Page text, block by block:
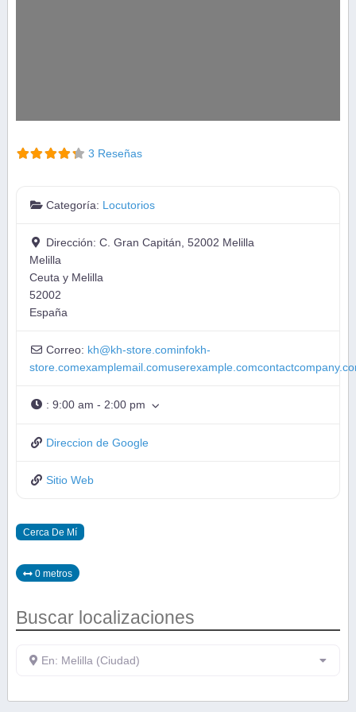
3 Reseñas
Categoría: Locutorios
Dirección:C. Gran Capitán, 52002 Melilla
Melilla
Ceuta y Melilla
52002
España
Correo: kh@kh-store.cominfokh-
:9:00 am - 2:00 pm
Direccion de Google
Sitio Web
Cerca De Mí
0 metros
Buscar localizaciones
En: Melilla (Ciudad)